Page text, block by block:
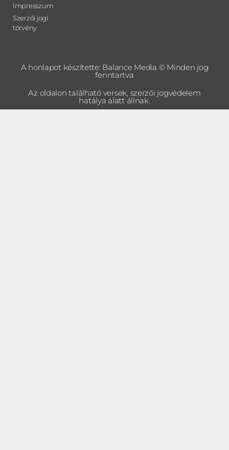
Impresszum
Szerzői jogi
törvény
A honlapot készítette: Balance Media © Minden jog
fenntartva
Az oldalon található versek, szerzői jogvédelem
hatálya alatt állnak.